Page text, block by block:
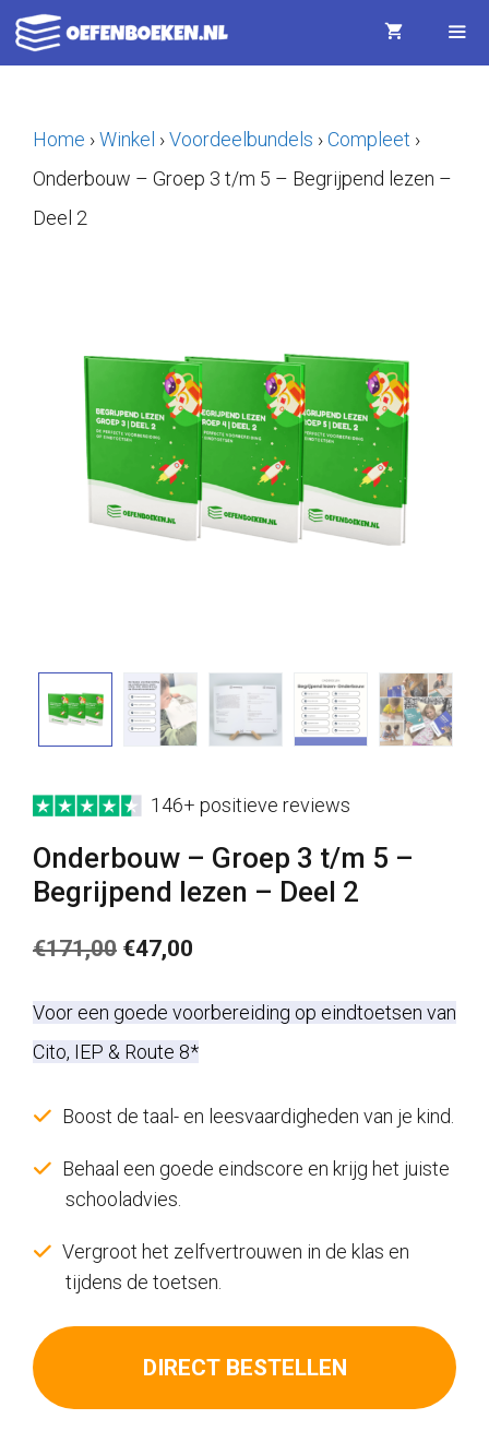
Ga
naar
inhoudHome ›Winkel ›Voordeelbundels ›Compleet ›
Onderbouw – Groep 3 t/m 5 – Begrijpend lezen –
Deel 2
146+ positieve reviews
Onderbouw – Groep 3 t/m 5 –
Begrijpend lezen – Deel 2
€171,00 Oorspronkelijke
was:
€47,00
is:
Voor een goede voorbereiding op eindtoetsen van
Cito, IEP & Route 8*
Boost de taal- en leesvaardigheden van je kind.
Behaal een goede eindscore en krijg het juiste
schooladvies.
Vergroot het zelfvertrouwen in de klas en
tijdens de toetsen.
DIRECT BESTELLEN